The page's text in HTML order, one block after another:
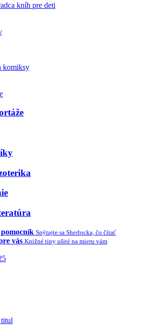
kníh pre deti
komiksy
Spýtajte sa Sherlocka, čo čítať
vás Knižné tipy ušité na mieru vám